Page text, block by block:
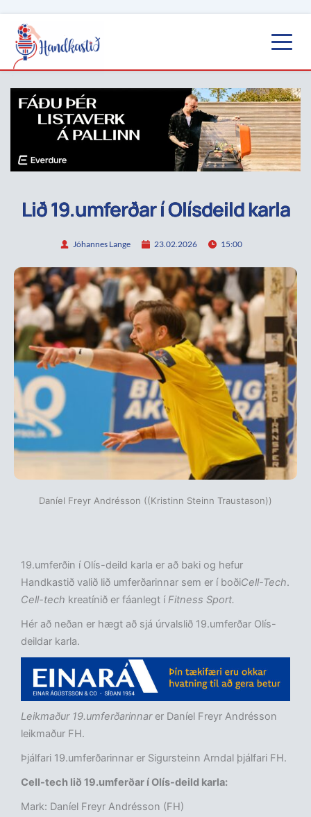
Lið 19.umferðar í Olísdeild karla
Jóhannes Lange 23.02.2026 15:00
Daníel Freyr Andrésson ((Kristinn Steinn Traustason))
19.umferðin í Olís-deild karla er að baki og hefur
Handkastið valið lið umferðarinnar sem er í boðiCell-Tech.
Cell-tech kreatínið er fáanlegt íFitness Sport.
Hér að neðan er hægt að sjá úrvalslið 19.umferðar Olís-
deildar karla.
Leikmaður 19.umferðarinnarer Daníel Freyr Andrésson
leikmaður FH.
Þjálfari 19.umferðarinnar er Sigursteinn Arndal þjálfari FH.
Cell-tech lið 19.umferðar í Olís-deild karla:
Mark: Daníel Freyr Andrésson (FH)